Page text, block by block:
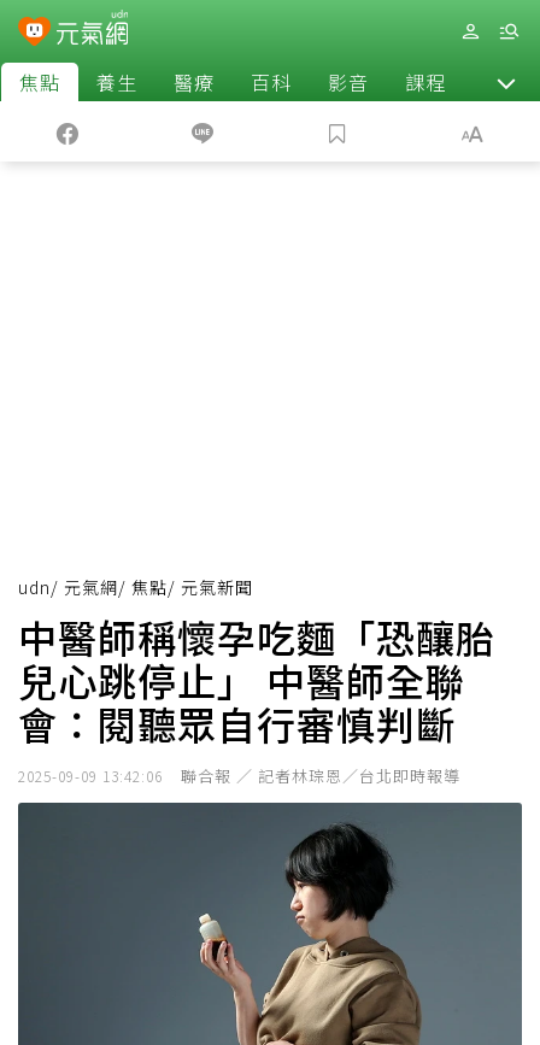
焦點 養生 醫療 百科 影音 課程 退休
udn/ 元氣網/ 焦點/ 元氣新聞
中醫師稱懷孕吃麵「恐釀胎
兒心跳停止」 中醫師全聯
會：閱聽眾自行審慎判斷
2025-09-09 13:42:06 聯合報 ／ 記者林琮恩／台北即時報導